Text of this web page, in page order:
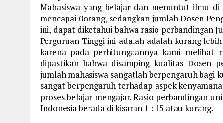
Mahasiswa yang belajar dan menuntut ilmu
mencapai 0orang, sedangkan jumlah Dosen
ini, dapat diketahui bahwa rasio perbandingan
Perguruan Tinggi ini adalah adalah kurang
karena pada perhitungaannya kami melihat
dipastikan bahwa disamping kualitas Dosen
jumlah mahasiswa sangatlah berpengaruh bagi
sangat berpengaruh terhadap aspek
proses belajar mengajar. Rasio perbandingan
Indonesia berada di kisaran 1 : 15 atau kurang.